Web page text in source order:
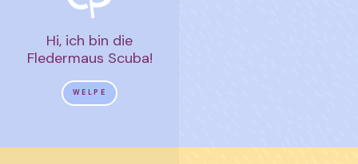
Hi, ich bin die
Fledermaus Scuba!
WELPE